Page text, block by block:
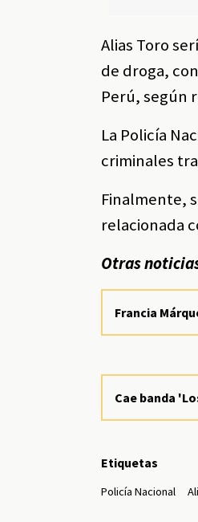
Alias Toro
de droga,
Perú, según
La Policía
criminales
Finalmente,
relacionada
Otras
Francia
Cae banda
Etiquetas
Policía Nacional